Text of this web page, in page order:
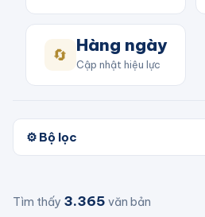
🔄 Hàng ngày
Cập nhật hiệu lực
⚙️ Bộ lọc
Tìm thấy 3.365 văn bản